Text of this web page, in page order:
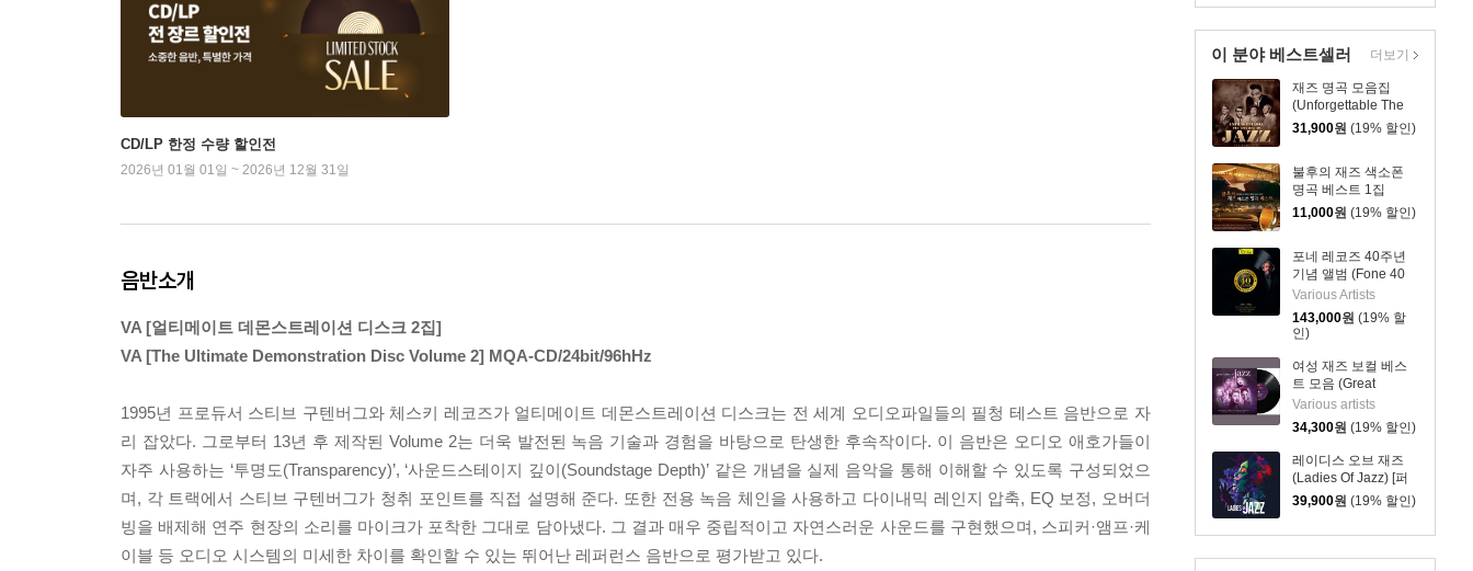
(Feat. Chick Corea)
[LP]
이 분야 베스트셀러
재즈 명곡 모음집
(Unforgettable The
Best of Jazz) [LP]
31,900원 (19% 할인)
불후의 재즈 색소폰
명곡 베스트 1집
(Everlasting Jazz
11,000원 (19% 할인)
포네 레코즈 40주년
기념 앨범 (Fone 40
Years 1983-2023)
[2LP]
Various Artists
143,000원 (19% 할
인)
여성 재즈 보컬 베스
트 모음 (Great
Ladies Of Jazz) [LP]
Various artists
34,300원 (19% 할인)
레이디스 오브 재즈
(Ladies Of Jazz) [퍼
플 화이트 컬러 LP]
39,900원 (19% 할인)
더보기
CD/LP 한정 수량 할인전
2026년 01월 01일 ~ 2026년 12월 31일
음반소개
VA [얼티메이트 데몬스트레이션 디스크 2집]
VA [The Ultimate Demonstration Disc Volume 2] MQA-CD/24bit/96hHz
1995년 프로듀서 스티브 구텐버그와 체스키 레코즈가 얼티메이트 데몬스트레이션 디스크는 전 세계 오디오파일들의 필청 테스트 음반으로 자
리 잡았다. 그로부터 13년 후 제작된 Volume 2는 더욱 발전된 녹음 기술과 경험을 바탕으로 탄생한 후속작이다. 이 음반은 오디오 애호가들이
자주 사용하는 ‘투명도(Transparency)’, ‘사운드스테이지 깊이(Soundstage Depth)’ 같은 개념을 실제 음악을 통해 이해할 수 있도록 구성되었으
며, 각 트랙에서 스티브 구텐버그가 청취 포인트를 직접 설명해 준다. 또한 전용 녹음 체인을 사용하고 다이내믹 레인지 압축, EQ 보정, 오버더
빙을 배제해 연주 현장의 소리를 마이크가 포착한 그대로 담아냈다. 그 결과 매우 중립적이고 자연스러운 사운드를 구현했으며, 스피커·앰프·케
이블 등 오디오 시스템의 미세한 차이를 확인할 수 있는 뛰어난 레퍼런스 음반으로 평가받고 있다.